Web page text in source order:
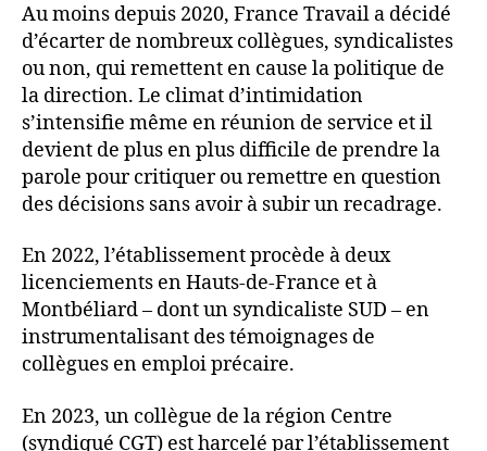
Au moins depuis 2020, France Travail a décidé
d’écarter de nombreux collègues, syndicalistes
ou non, qui remettent en cause la politique de
la direction. Le climat d’intimidation
s’intensifie même en réunion de service et il
devient de plus en plus difficile de prendre la
parole pour critiquer ou remettre en question
des décisions sans avoir à subir un recadrage.
En 2022, l’établissement procède à deux
licenciements en Hauts-de-France et à
Montbéliard – dont un syndicaliste SUD – en
instrumentalisant des témoignages de
collègues en emploi précaire.
En 2023, un collègue de la région Centre
(syndiqué CGT) est harcelé par l’établissement